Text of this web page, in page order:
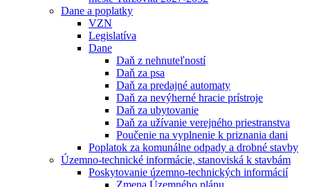
Dane a poplatky
VZN
Legislatíva
Dane
Daň z nehnuteľností
Daň za psa
Daň za predajné automaty
Daň za nevýherné hracie prístroje
Daň za ubytovanie
Daň za užívanie verejného priestranstva
Poučenie na vyplnenie k priznania dani
Poplatok za komunálne odpady a drobné stavby
Územno-technické informácie, stanoviská k stavbám
Poskytovanie územno-technických informácií
Zmena Územného plánu